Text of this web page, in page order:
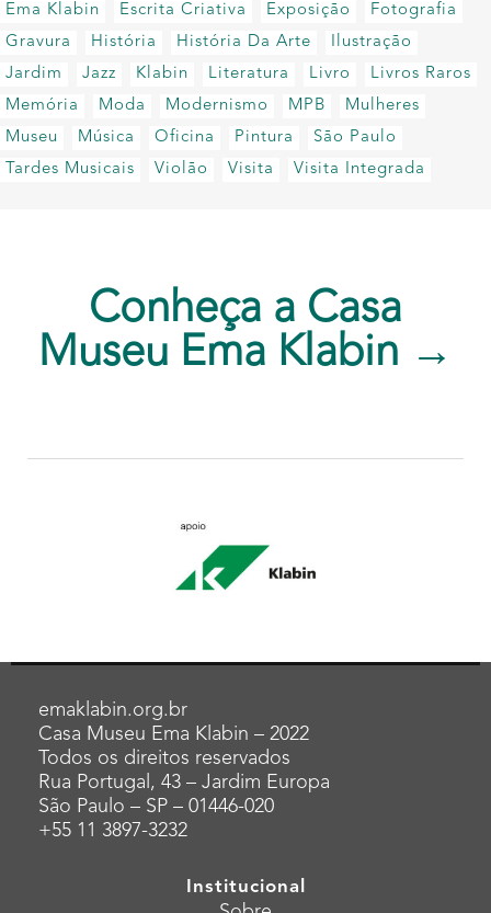
Ema Klabin
Escrita Criativa Exposição
Fotografia
Gravura
História História Da Arte
Ilustração
Jardim
Jazz Klabin Literatura Livro
Livros Raros
Memória
Moda Modernismo MPB
Mulheres
Museu
Música Oficina Pintura
São Paulo
Tardes Musicais
Violão Visita Visita Integrada
Conheça a Casa
Museu Ema Klabin →
emaklabin.org.br
Casa Museu Ema Klabin – 2022
Todos os direitos reservados
Rua Portugal, 43 – Jardim Europa
São Paulo – SP – 01446-020
+55 11 3897-3232
Institucional